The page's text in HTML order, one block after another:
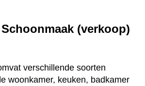
(verkoop)
verschillende soorten
woonkamer, keuken, badkamer